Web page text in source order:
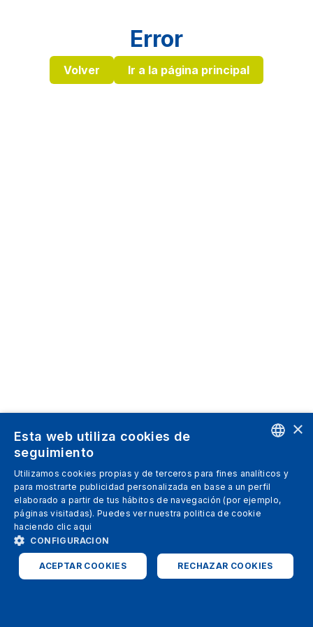
Error
Volver Ir a la página principal
SPANISH
ITALIAN
ENGLISH
×
Esta web utiliza cookies de
seguimiento
Utilizamos cookies propias y de terceros para fines analíticos y
para mostrarte publicidad personalizada en base a un perfil
elaborado a partir de tus hábitos de navegación (por ejemplo,
páginas visitadas). Puedes ver nuestra politica de cookie
haciendo clic aqui
CONFIGURACION
ACEPTAR COOKIES RECHAZAR COOKIES